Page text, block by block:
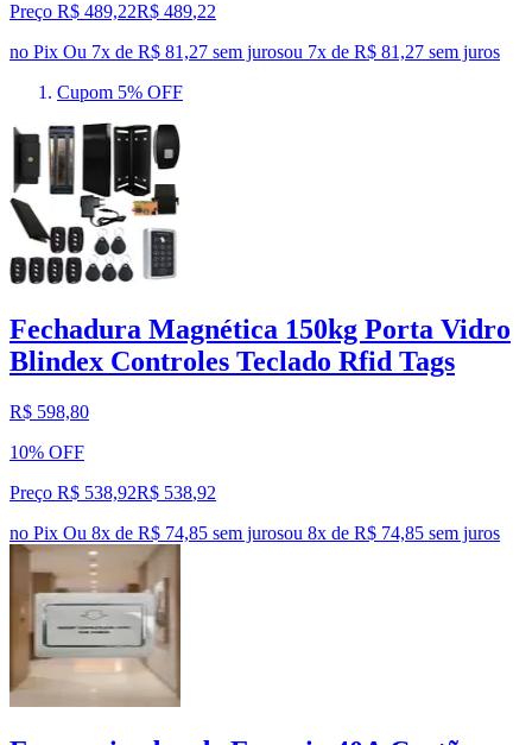
Preço R$ 489,22R$ 489,22
no Pix Ou 7x de R$ 81,27 sem jurosou 7x de R$ 81,27 sem juros
Cupom 5% OFF
Fechadura Magnética 150kg Porta Vidro
Blindex Controles Teclado Rfid Tags
R$ 598,80
10% OFF
Preço R$ 538,92R$ 538,92
no Pix Ou 8x de R$ 74,85 sem jurosou 8x de R$ 74,85 sem juros